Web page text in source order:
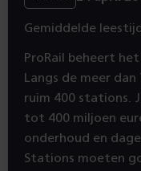
Gemiddelde
ProRail beheert
Langs de meer
ruim 400 stations.
tot 400 miljoen
onderhoud en
Stations moeten